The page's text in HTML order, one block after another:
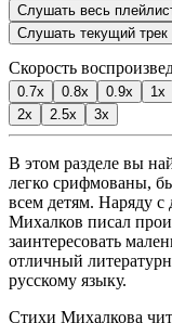
Слушать весь
Слушать текущий трек
Скорость
0.7x 0.8x 0.9x 1x
2x
2.5x 3x
В этом разделе вы
легко срифмованы,
всем детям. Наряду
Михалков писал
заинтересовать
отличный
русскому языку.
Стихи Михалкова